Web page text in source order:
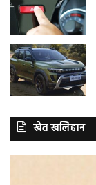
खेत खलिहान